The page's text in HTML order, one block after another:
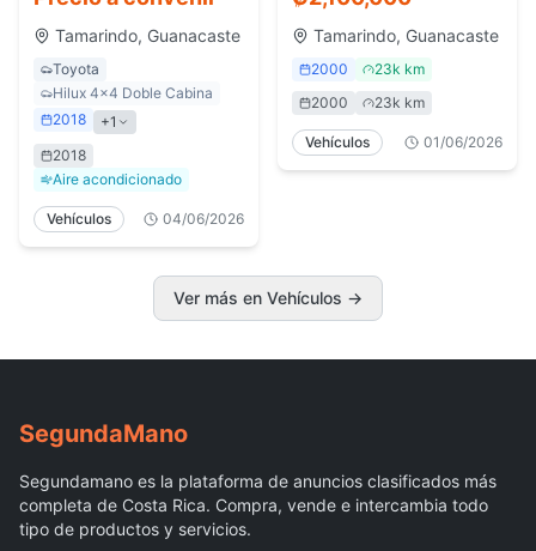
Vehículos en Todo
el País
Tamarindo, Guanacaste
Toyota
Hilux 4x4 Doble Cabina
2018
+1
2018
Aire acondicionado
Vehículos 04/06/2026
Tamarindo, Guanacaste
2000
23k km
2000
23k km
Vehículos 01/06/2026
Ver más en Vehículos →
SegundaMano
Segundamano es la plataforma de anuncios clasificados más
completa de Costa Rica. Compra, vende e intercambia todo
tipo de productos y servicios.